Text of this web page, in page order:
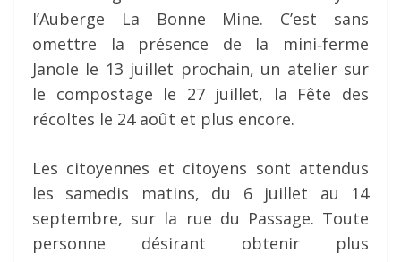
l’Auberge La Bonne Mine. C’est sans
omettre la présence de la mini‐ferme
Janole le 13 juillet prochain, un atelier sur
le compostage le 27 juillet, la Fête des
récoltes le 24 août et plus encore.
Les citoyennes et citoyens sont attendus
les samedis matins, du 6 juillet au 14
septembre, sur la rue du Passage. Toute
personne désirant obtenir plus